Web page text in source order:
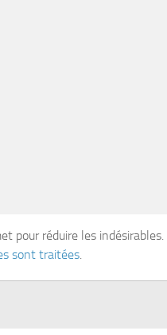
pour réduire les indésirables.
sont traitées.